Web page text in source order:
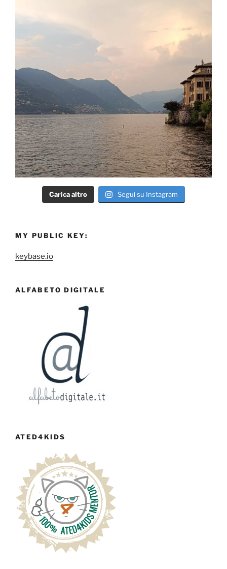
Carica altro Segui su Instagram
MY PUBLIC KEY:
keybase.io
ALFABETO DIGITALE
ATED4KIDS